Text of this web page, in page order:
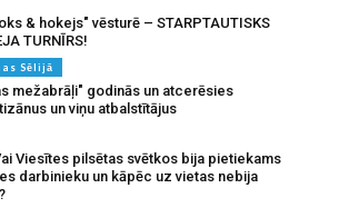
& hokejs" vēsturē – STARPTAUTISKS
TURNĪRS!
Sēlijā
mežabrāļi" godinās un atcerēsies
un viņu atbalstītājus
Viesītes pilsētas svētkos bija pietiekams
darbinieku un kāpēc uz vietas nebija